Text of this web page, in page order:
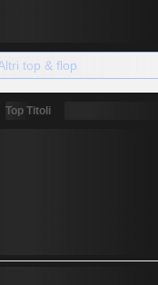
top & flop
Top Titoli